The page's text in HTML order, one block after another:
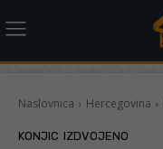
Naslovnica Hercegovina
KONJIC IZDVOJENO